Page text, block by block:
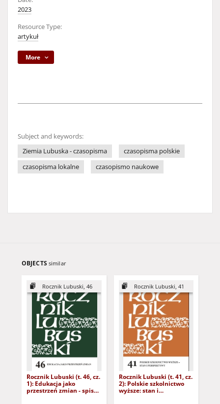
2023
Resource Type:
artykuł
More
Subject and keywords:
Ziemia Lubuska - czasopisma
czasopisma polskie
czasopisma lokalne
czasopismo naukowe
OBJECTS similar
Rocznik Lubuski, 46
Rocznik Lubuski (t. 46, cz.
1): Edukacja jako
przestrzeń zmian - spis
Rocznik Lubuski, 41
Rocznik Lubuski (t. 41, cz.
2): Polskie szkolnictwo
wyższe: stan i